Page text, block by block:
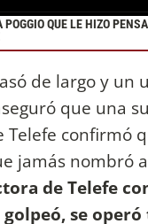
QUE LE HIZO
de largo y un
que una
Telefe confirmó
jamás nombró
de Telefe
golpeó, se operó